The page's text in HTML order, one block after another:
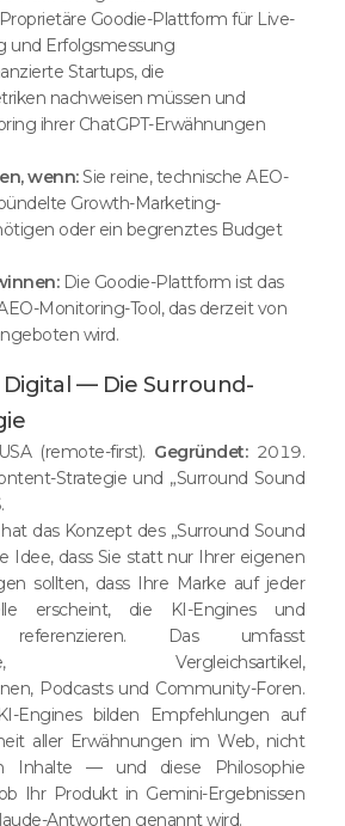
Goodie-Plattform für Live-
und Erfolgsmessung
Startups, die
nachweisen müssen und
ihrer ChatGPT-Erwähnungen
wenn:Sie reine, technische AEO-
Growth-Marketing-
oder ein begrenztes Budget
Die Goodie-Plattform ist das
Monitoring-Tool, das derzeit von
wird.
— Die Surround-
(remote-first). Gegründet:2019.
Strategie und „Surround Sound
das Konzept des „Surround Sound
Idee, dass Sie statt nur Ihrer eigenen
sollten, dass Ihre Marke auf jeder
erscheint, die KI-Engines und
referenzieren. Das umfasst
Vergleichsartikel,
Podcasts und Community-Foren.
Engines bilden Empfehlungen auf
aller Erwähnungen im Web, nicht
Inhalte — und diese Philosophie
Ihr Produkt in Gemini-Ergebnissen
Antworten genannt wird.